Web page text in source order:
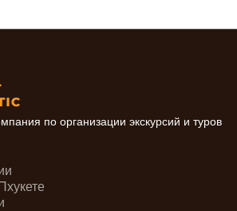
по организации экскурсий и туров